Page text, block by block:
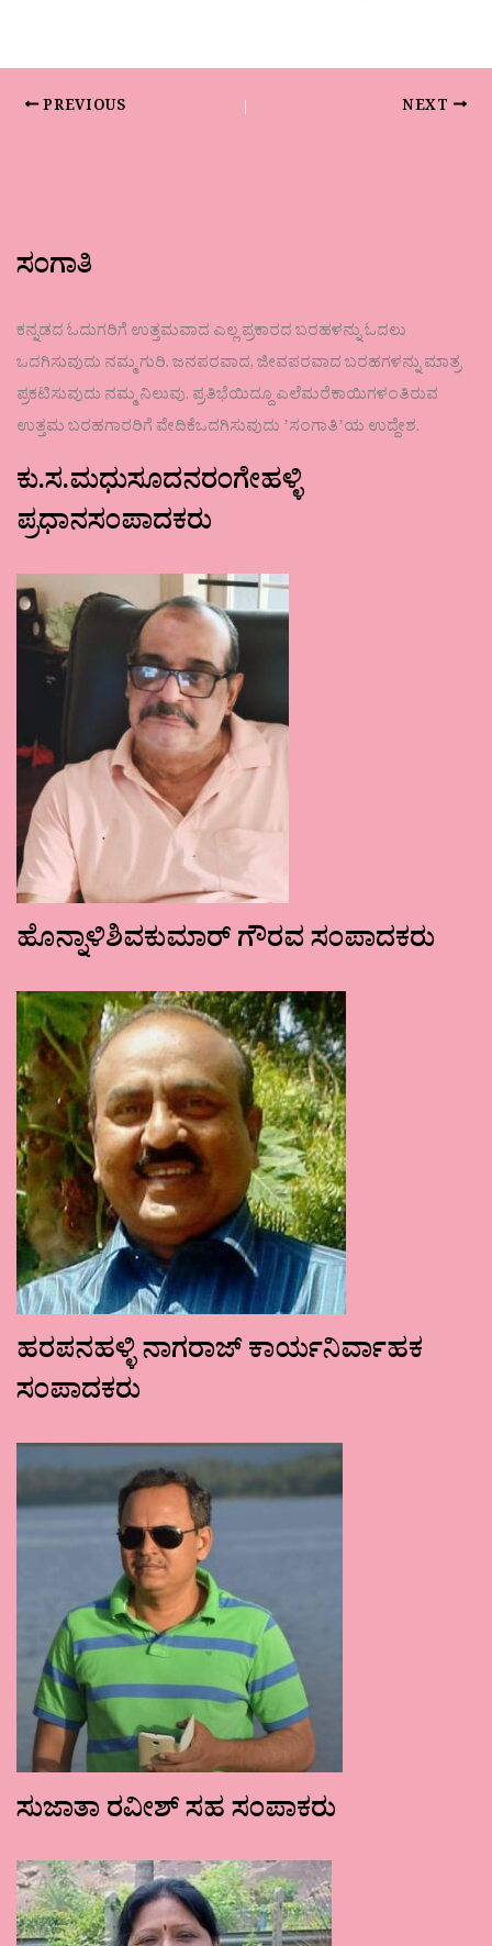
PREVIOUS NEXT
ಸಂಗಾತಿ
ಕನ್ನಡದ ಓದುಗರಿಗೆ ಉತ್ತಮವಾದ ಎಲ್ಲ ಪ್ರಕಾರದ ಬರಹಳನ್ನು ಓದಲು
ಒದಗಿಸುವುದು ನಮ್ಮ ಗುರಿ. ಜನಪರವಾದ, ಜೀವಪರವಾದ ಬರಹಗಳನ್ನು ಮಾತ್ರ
ಪ್ರಕಟಿಸುವುದು ನಮ್ಮ ನಿಲುವು. ಪ್ರತಿಭೆಯಿದ್ದೂ ಎಲೆಮರೆಕಾಯಿಗಳಂತಿರುವ
ಉತ್ತಮ ಬರಹಗಾರರಿಗೆ ವೇದಿಕೆಒದಗಿಸುವುದು ʼಸಂಗಾತಿʼಯ ಉದ್ದೇಶ.
ಕು.ಸ.ಮಧುಸೂದನರಂಗೇಹಳ್ಳಿ
ಪ್ರಧಾನಸಂಪಾದಕರು
ಹೊನ್ನಾಳಿಶಿವಕುಮಾರ್ ಗೌರವ ಸಂಪಾದಕರು
ಹರಪನಹಳ್ಳಿ ನಾಗರಾಜ್ ಕಾರ್ಯನಿರ್ವಾಹಕ
ಸಂಪಾದಕರು
ಸುಜಾತಾ ರವೀಶ್ ಸಹ ಸಂಪಾಕರು